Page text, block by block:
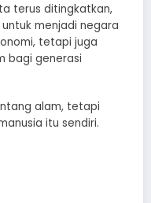
terus ditingkatkan,
menjadi negara
tetapi juga
bagi generasi
alam, tetapi
itu sendiri.